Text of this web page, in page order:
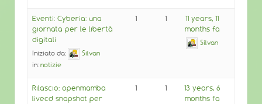
Eventi: Cyberia: una
giornata per le libertà
digitali
Iniziato da:
Silvan
in: notizie
1 1
11 years, 11
months fa
Silvan
Rilascio: openmamba
livecd snapshot per
1 1
13 years, 6
months fa